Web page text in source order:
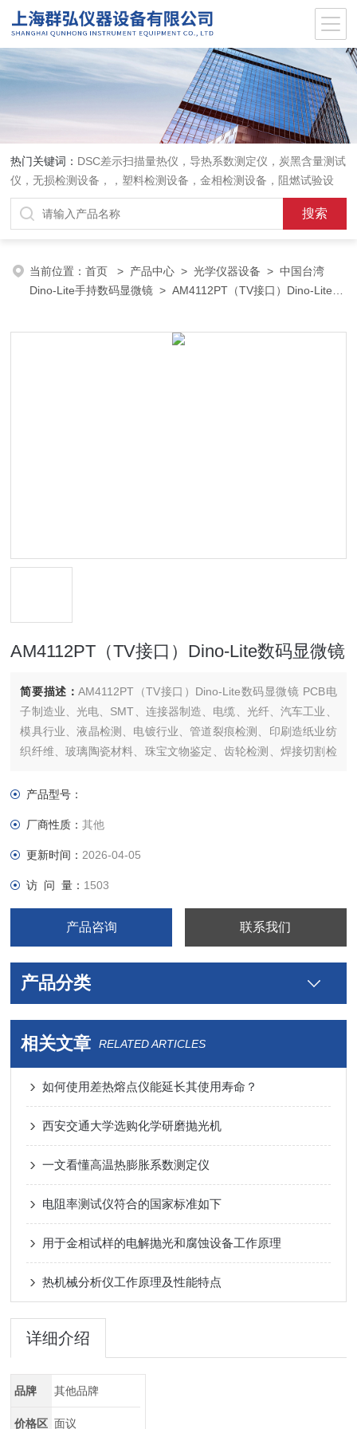
热门关键词： DSC差示扫描量热仪，导热系数测定仪，炭黑含量测试
仪，无损检测设备，，塑料检测设备，金相检测设备，阻燃试验设
备，耐环境老化设备，金属检测设备，量具量仪
当前位置：首页 > 产品中心 >光学仪器设备 >中国台湾
Dino-Lite手持数码显微镜 > AM4112PT（TV接口）Dino-Lite数
AM4112PT（TV接口）Dino-Lite数码显微镜
简要描述：AM4112PT（TV接口）Dino-Lite数码显微镜 PCB电
子制造业、光电、SMT、连接器制造、电缆、光纤、汽车工业、
模具行业、液晶检测、电镀行业、管道裂痕检测、印刷造纸业纺
织纤维、玻璃陶瓷材料、珠宝文物鉴定、齿轮检测、焊接切割检
产品型号：
厂商性质：其他
更新时间： 2026-04-05
访 问 量： 1503
产品咨询 联系我们
产品分类
相关文章 RELATED ARTICLES
如何使用差热熔点仪能延长其使用寿命？
西安交通大学选购化学研磨抛光机
一文看懂高温热膨胀系数测定仪
电阻率测试仪符合的国家标准如下
用于金相试样的电解抛光和腐蚀设备工作原理
热机械分析仪工作原理及性能特点
详细介绍
品牌 其他品牌
价格区 面议